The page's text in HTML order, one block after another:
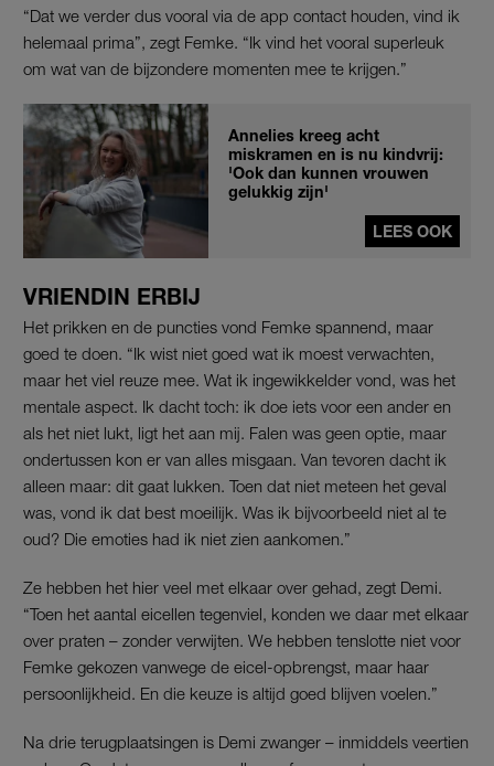
“Dat we verder dus vooral via de app contact houden, vind ik
helemaal prima”, zegt Femke. “Ik vind het vooral superleuk
om wat van de bijzondere momenten mee te krijgen.”
Annelies kreeg acht
miskramen en is nu kindvrij:
'Ook dan kunnen vrouwen
gelukkig zijn'
LEES OOK
VRIENDIN ERBIJ
Het prikken en de puncties vond Femke spannend, maar
goed te doen. “Ik wist niet goed wat ik moest verwachten,
maar het viel reuze mee. Wat ik ingewikkelder vond, was het
mentale aspect. Ik dacht toch: ik doe iets voor een ander en
als het niet lukt, ligt het aan mij. Falen was geen optie, maar
ondertussen kon er van alles misgaan. Van tevoren dacht ik
alleen maar: dit gaat lukken. Toen dat niet meteen het geval
was, vond ik dat best moeilijk. Was ik bijvoorbeeld niet al te
oud? Die emoties had ik niet zien aankomen.”
Ze hebben het hier veel met elkaar over gehad, zegt Demi.
“Toen het aantal eicellen tegenviel, konden we daar met elkaar
over praten – zonder verwijten. We hebben tenslotte niet voor
Femke gekozen vanwege de eicel-opbrengst, maar haar
persoonlijkheid. En die keuze is altijd goed blijven voelen.”
Na drie terugplaatsingen is Demi zwanger – inmiddels veertien